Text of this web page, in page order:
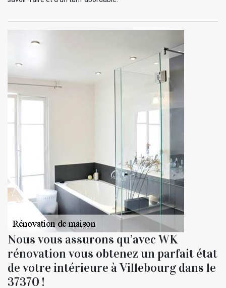
Nous vous assurons qu’avec WK
rénovation vous obtenez un parfait état
de votre intérieure à Villebourg dans le
37370 !